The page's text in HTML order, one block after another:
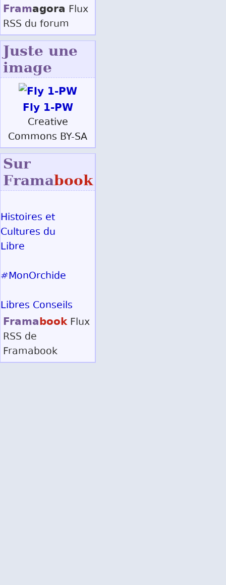
Framagora Flux
RSS du forum
Juste une
image
Fly 1-PW
Creative
Commons BY-SA
Sur
Framabook
Histoires et
Cultures du
Libre
#MonOrchide
Libres Conseils
Framabook Flux
RSS de
Framabook